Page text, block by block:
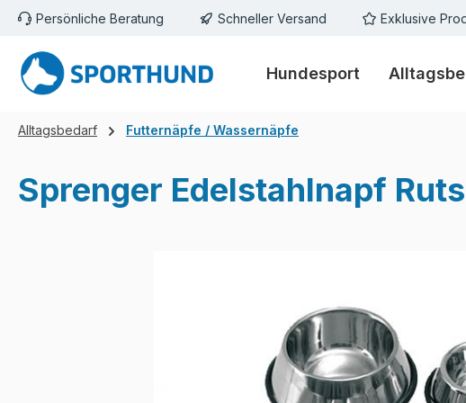
Hauptinhalt springen
Zur Suche springen
Zur Hauptnavigation springen
Persönliche Beratung Schneller Versand Exklusive
Hundesport
Alltagsbedarf Futternäpfe / Wassernäpfe
Sprenger Edelstahlnapf